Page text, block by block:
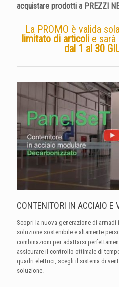
acquistare prodotti a PREZZI
La PROMO è valida
limitato di articoli e sarà
dal 1 al 30
CONTENITORI IN ACCIAIO E
Scopri la nuova generazione di
soluzione sostenibile e altamente
combinazioni per adattarsi
assicurare il controllo ottimale di
quadri elettrici, scegli il sistema di
soluzione.